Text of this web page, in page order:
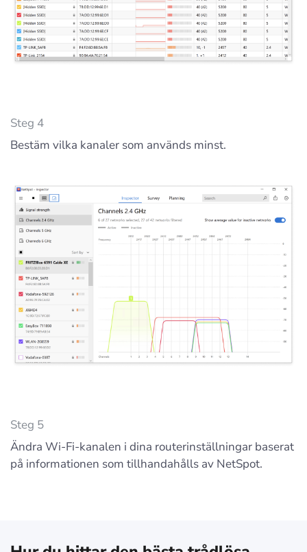
Steg 4
Bestäm vilka kanaler som används minst.
Steg 5
Ändra Wi-Fi-kanalen i dina routerinställningar baserat
på informationen som tillhandahålls av NetSpot.